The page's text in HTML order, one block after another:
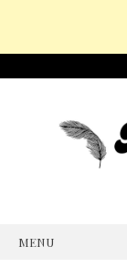
MENU